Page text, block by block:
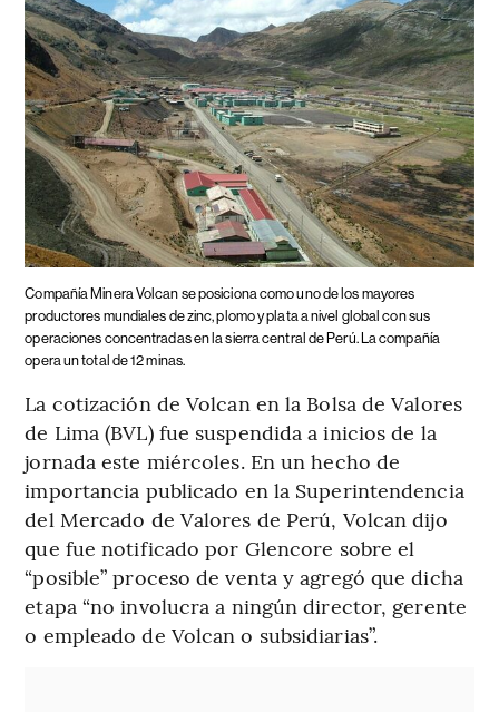
Compañía Minera Volcan se posiciona como uno de los mayores
productores mundiales de zinc, plomo y plata a nivel global con sus
operaciones concentradas en la sierra central de Perú. La compañía
opera un total de 12 minas.
La cotización de Volcan en la Bolsa de Valores
de Lima (BVL) fue suspendida a inicios de la
jornada este miércoles. En un hecho de
importancia publicado en la Superintendencia
del Mercado de Valores de Perú, Volcan dijo
que fue notificado por Glencore sobre el
“posible” proceso de venta y agregó que dicha
etapa “no involucra a ningún director, gerente
o empleado de Volcan o subsidiarias”.